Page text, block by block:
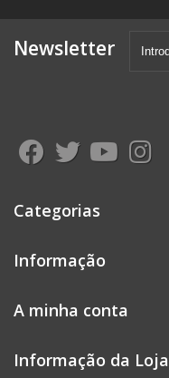
Newsletter
Categorias
Informação
A minha conta
Informação da Loja